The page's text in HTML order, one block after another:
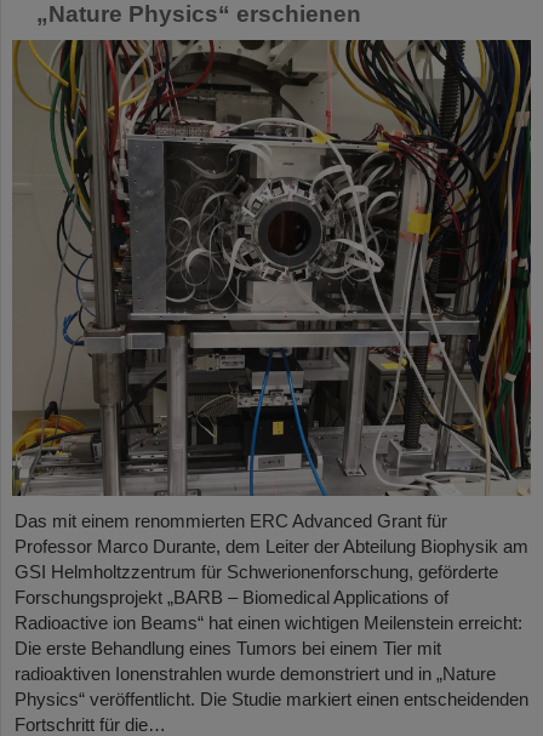
„Nature Physics“ erschienen
Das mit einem renommierten ERC Advanced Grant für
Professor Marco Durante, dem Leiter der Abteilung Biophysik am
GSI Helmholtzzentrum für Schwerionenforschung, geförderte
Forschungsprojekt „BARB – Biomedical Applications of
Radioactive ion Beams“ hat einen wichtigen Meilenstein erreicht:
Die erste Behandlung eines Tumors bei einem Tier mit
radioaktiven Ionenstrahlen wurde demonstriert und in „Nature
Physics“ veröffentlicht. Die Studie markiert einen entscheidenden
Fortschritt für die…